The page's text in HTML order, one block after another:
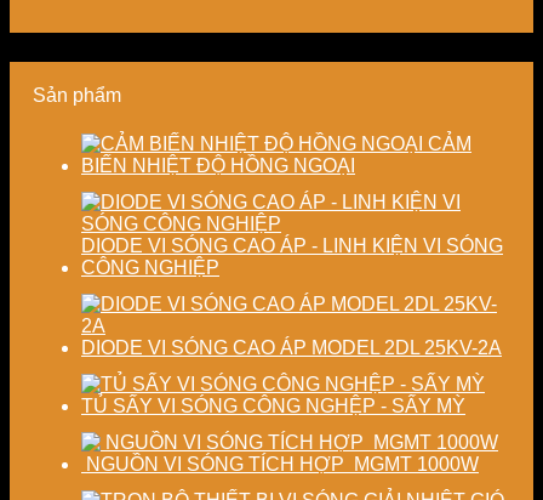
thành
sản
năng
chất
lượng
phẩm
lượng
định
lượng
sấy
nghiệp
Sản phẩm
CẢM
BIẾN NHIỆT ĐỘ HỒNG NGOẠI
DIODE VI SÓNG CAO ÁP - LINH KIỆN VI SÓNG
CÔNG NGHIỆP
DIODE VI SÓNG CAO ÁP MODEL 2DL 25KV-2A
TỦ SẤY VI SÓNG CÔNG NGHỆP - SẤY MỲ
NGUỒN VI SÓNG TÍCH HỢP MGMT 1000W